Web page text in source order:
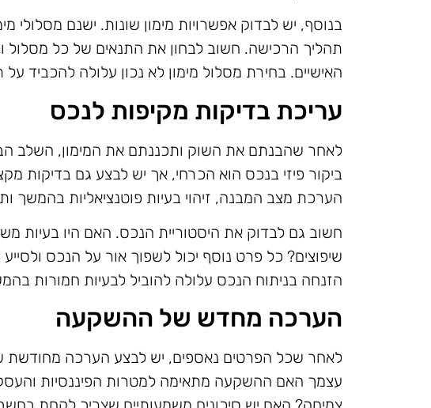
בנוסף, יש לבדוק אפשרויות מימון שונות. ישנם מסלולי
תהליך הרכישה. חשוב לבחון את התנאים של כל מסלול
האישיים. בחירת מסלול מימון לא נכון עלולה להכביד על
עריכת בדיקות מקיפות לנכס
לאחר שהבנתם את השוק ותכננתם את המימון, השלב
ביקור פיזי בנכס הוא הכרחי, אך יש לבצע גם בדיקות
הערכת מצב המבנה, זיהוי בעיות פוטנציאליות בהמשך
חשוב גם לבדוק את היסטוריית הנכס. האם היו בעיות
שיפוצים? כל פרט נוסף יכול לשפוך אור על הנכס
הזנחה בניתוח הנכס עלולה להוביל לבעיות חמורות
הערכה מחדש של ההשקעה
לאחר שכל הפרטים נאספים, יש לבצע הערכה
עצמך האם ההשקעה מתאימה למטרות הפיננסיות